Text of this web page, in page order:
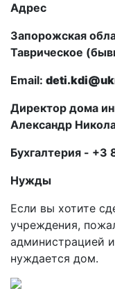
Адрес
Запорожская
Таврическое
Email:
Директор дома
Александр
Бухгалтерия - +3
Нужды
Если вы хотите
учреждения,
администрацией
нуждается дом.